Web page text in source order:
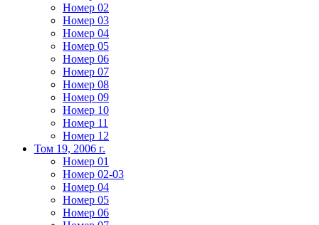
Номер 02
Номер 03
Номер 04
Номер 05
Номер 06
Номер 07
Номер 08
Номер 09
Номер 10
Номер 11
Номер 12
Том 19, 2006 г.
Номер 01
Номер 02-03
Номер 04
Номер 05
Номер 06